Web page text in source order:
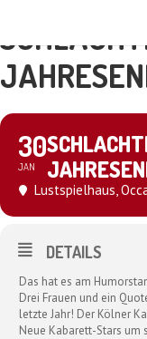
30
JAN
Lustspielhaus,
DETAILS
Das hat es am
Drei Frauen und ein
letzte Jahr! Der Kölner
Neue Kabarett-Stars um